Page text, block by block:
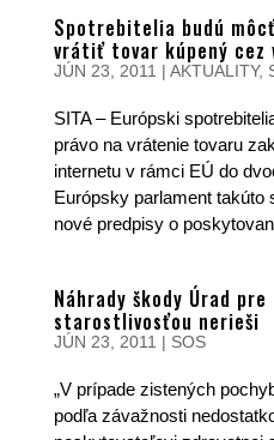
Spotrebitelia budú
vrátiť tovar kúpený cez
JÚN 23, 2011 | AKTUALITY,
SITA – Európski
právo na vrátenie tovaru
internetu v rámci EÚ do
Európsky parlament takúto
nové predpisy o
Náhrady škody Úrad
starostlivosťou nerieši
JÚN 23, 2011 | SOS
„V prípade zistených
podľa závažnosti